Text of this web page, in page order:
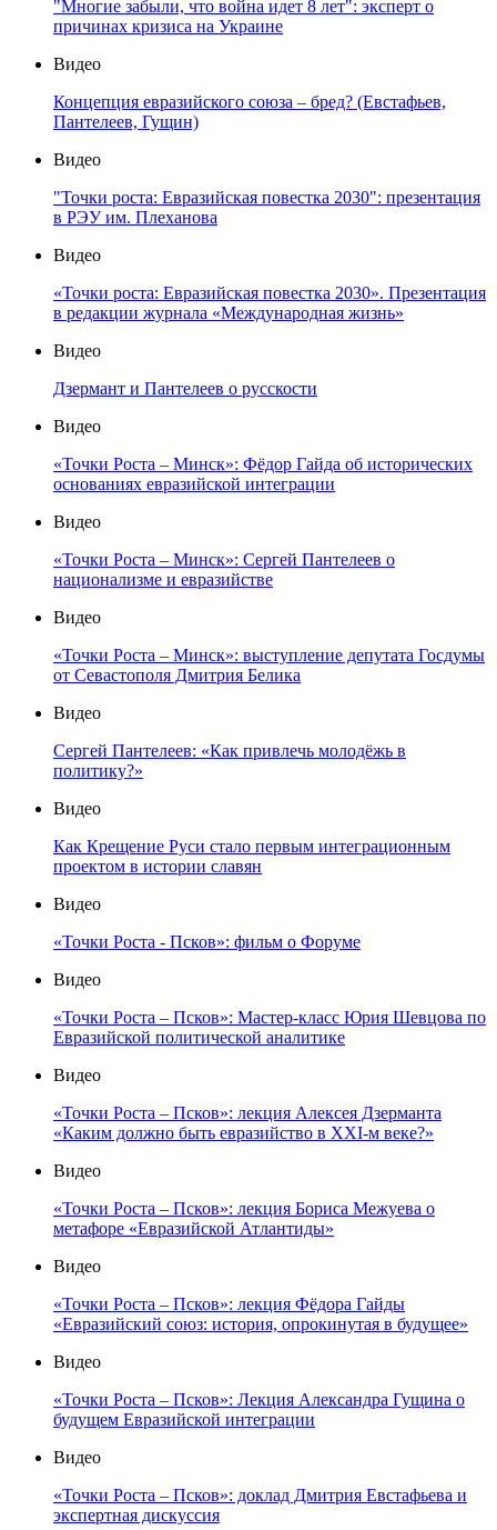
"Многие забыли, что война идет 8 лет": эксперт о
причинах кризиса на Украине
Видео
Концепция евразийского союза – бред? (Евстафьев,
Пантелеев, Гущин)
Видео
"Точки роста: Евразийская повестка 2030": презентация
в РЭУ им. Плеханова
Видео
«Точки роста: Евразийская повестка 2030». Презентация
в редакции журнала «Международная жизнь»
Видео
Дзермант и Пантелеев о русскости
Видео
«Точки Роста – Минск»: Фёдор Гайда об исторических
основаниях евразийской интеграции
Видео
«Точки Роста – Минск»: Сергей Пантелеев о
национализме и евразийстве
Видео
«Точки Роста – Минск»: выступление депутата Госдумы
от Севастополя Дмитрия Белика
Видео
Сергей Пантелеев: «Как привлечь молодёжь в
политику?»
Видео
Как Крещение Руси стало первым интеграционным
проектом в истории славян
Видео
«Точки Роста - Псков»: фильм о Форуме
Видео
«Точки Роста – Псков»: Мастер-класс Юрия Шевцова по
Евразийской политической аналитике
Видео
«Точки Роста – Псков»: лекция Алексея Дзерманта
«Каким должно быть евразийство в XXI-м веке?»
Видео
«Точки Роста – Псков»: лекция Бориса Межуева о
метафоре «Евразийской Атлантиды»
Видео
«Точки Роста – Псков»: лекция Фёдора Гайды
«Евразийский союз: история, опрокинутая в будущее»
Видео
«Точки Роста – Псков»: Лекция Александра Гущина о
будущем Евразийской интеграции
Видео
«Точки Роста – Псков»: доклад Дмитрия Евстафьева и
экспертная дискуссия